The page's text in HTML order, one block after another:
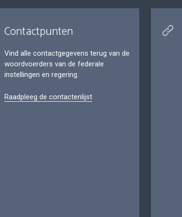
Contactpunten
Vind alle contactgegevens terug van de
woordvoerders van de federale
instellingen en regering.
Raadpleeg de contactenlijst